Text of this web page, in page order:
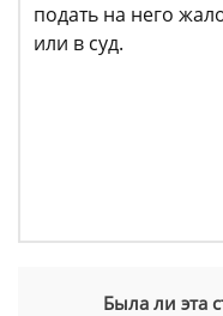
подать на него
или в суд.
Была ли эта